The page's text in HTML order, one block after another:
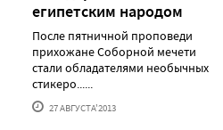
египетским народом
После пятничной проповеди
прихожане Соборной мечети
стали обладателями необычных
стикеро......
27 АВГУСТА'2013